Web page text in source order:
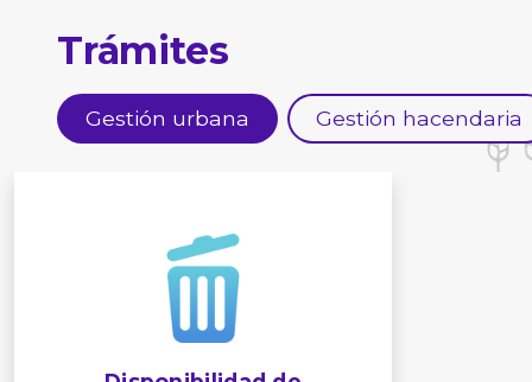
Trámites
Gestión urbana Gestión hacendaria